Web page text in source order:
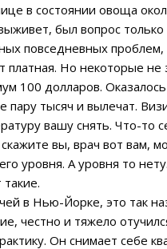
в состоянии овоща
был вопрос
повседневных проблем,
платная. Но некоторые
100 долларов.
пару тысяч и вылечат.
вашу снять. Что-то
вы, врач вот вам,
уровня. А уровня то
в Нью-Йорке, это так
честно и тяжело
Он снимает себе